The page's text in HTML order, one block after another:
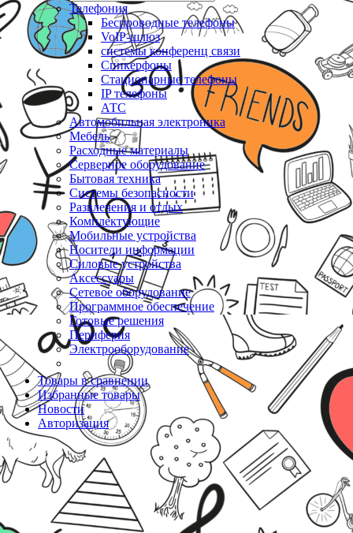
Телефония
Беспроводные телефоны
VoIP-шлюз
системы конференц связи
Спикерфоны
Стационарные телефоны
IP телефоны
АТС
Автомобильная электроника
Мебель
Расходные материалы
Серверное оборудование
Бытовая техника
Системы безопасности
Развлечения и отдых
Комплектующие
Мобильные устройства
Носители информации
Силовые устройства
Аксессуары
Сетевое оборудование
Программное обеспечение
Готовые решения
Периферия
Электрооборудование
Товары в сравнении
Избранные товары
Новости
Авторизация